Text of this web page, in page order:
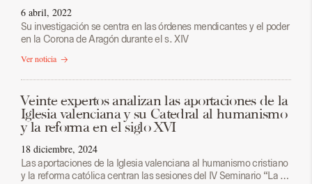
6 abril, 2022
Su investigación se centra en las órdenes mendicantes y el poder
en la Corona de Aragón durante el s. XIV
Ver noticia
Veinte expertos analizan las aportaciones de la
Iglesia valenciana y su Catedral al humanismo
y la reforma en el siglo XVI
18 diciembre, 2024
Las aportaciones de la Iglesia valenciana al humanismo cristiano
y la reforma católica centran las sesiones del IV Seminario “La …